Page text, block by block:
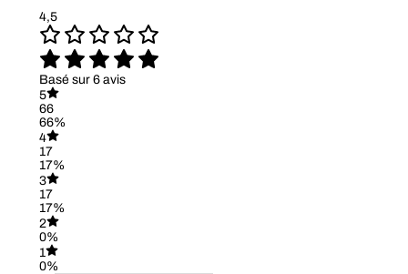
4,5
Basé sur 6 avis
5
66
66%
4
17
17%
3
17
17%
2
0%
1
0%